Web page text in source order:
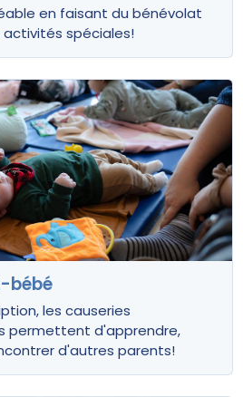
en faisant du bénévolat
activités spéciales!
bébé
les causeries
permettent d'apprendre,
d'autres parents!